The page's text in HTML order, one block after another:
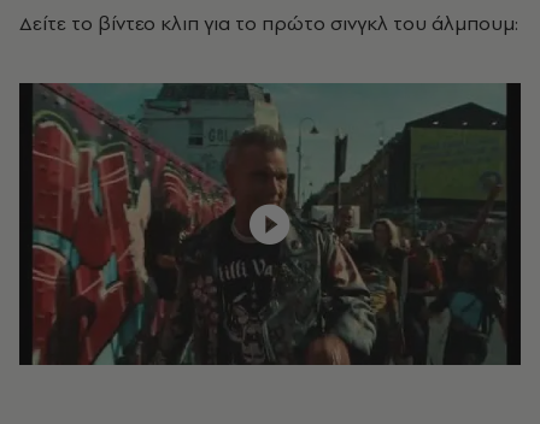
Δείτε το βίντεο κλιπ για το πρώτο σινγκλ του άλμπουμ: